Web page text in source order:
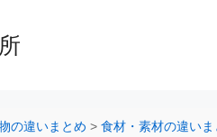
の違いまとめ > 食材・素材の違いま